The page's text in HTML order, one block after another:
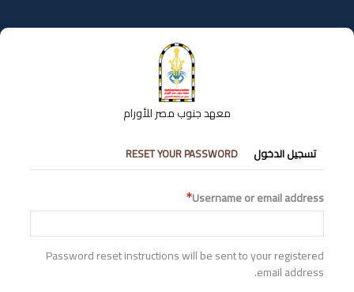
إلى
المحتوى
معهد جنوب مصر للأورام
التبويبات
الأساسية
تسجيل الدخول RESET YOUR PASSWORD
Username or email address
Password reset instructions will be sent to your registered
email address.